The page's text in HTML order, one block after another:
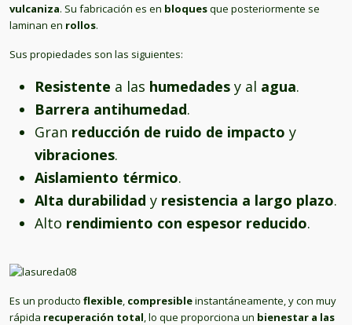
vulcaniza. Su fabricación es en bloquesque posteriormente se
laminan en rollos.
Sus propiedades son las siguientes:
Resistente a las humedades y al agua.
Barrera antihumedad.
Gran reducción de ruido de impacto y
vibraciones.
Aislamiento térmico.
Alta durabilidad y resistencia a largo plazo.
Alto rendimiento con espesor reducido.
Es un producto flexible, compresibleinstantáneamente, y con muy
rápida recuperación total, lo que proporciona un bienestar a las